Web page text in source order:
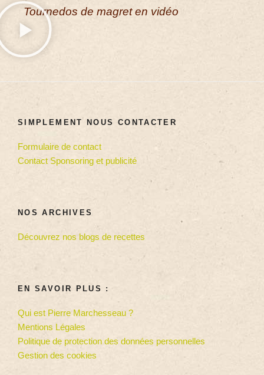
Tournedos de magret en vidéo
SIMPLEMENT NOUS CONTACTER
Formulaire de contact
Contact Sponsoring et publicité
NOS ARCHIVES
Découvrez nos blogs de recettes
EN SAVOIR PLUS :
Qui est Pierre Marchesseau ?
Mentions Légales
Politique de protection des données personnelles
Gestion des cookies